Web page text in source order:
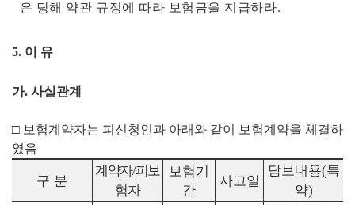
은 당해 약관 규정에 따라 보험금을 지급하라.
5. 이 유
가. 사실관계
□ 보험계약자는 피신청인과 아래와 같이 보험계약을 체결하
였음
구 분
계약자/피보
험자
보험기
간
사고일
담보내용(특
약)